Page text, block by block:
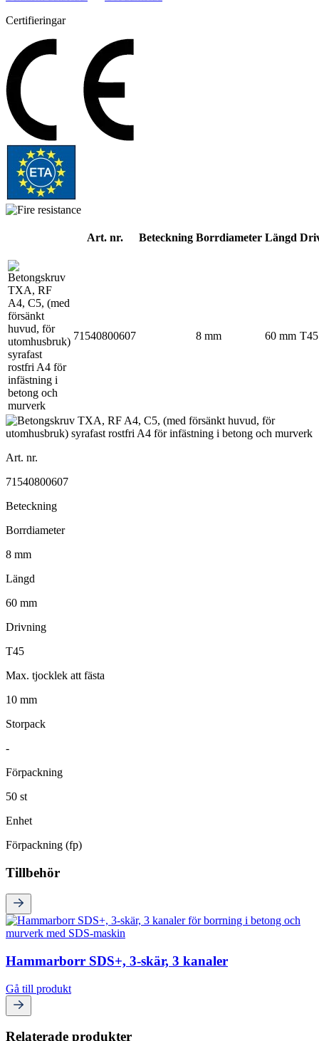
Certifieringar
Art. nr. Beteckning Borrdiameter Längd
71540800607 8 mm 60 mm T45
Art. nr.
71540800607
Beteckning
Borrdiameter
8 mm
Längd
60 mm
Drivning
T45
Max. tjocklek att fästa
10 mm
Storpack
-
Förpackning
50 st
Enhet
Förpackning (fp)
Tillbehör
Hammarborr SDS+, 3-skär, 3 kanaler
Gå till produkt
Relaterade produkter